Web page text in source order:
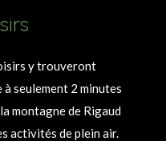
y trouveront
seulement 2 minutes
montagne de Rigaud
activités de plein air.